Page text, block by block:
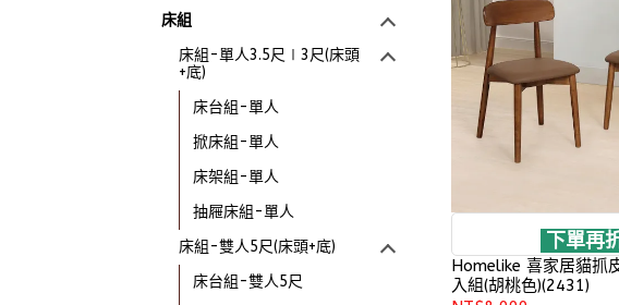
床組
床組-單人3.5尺∣3尺(床頭
+底)
床台組-單人
掀床組-單人
床架組-單人
抽屜床組-單人
床組-雙人5尺(床頭+底)
床台組-雙人5尺
下單再
Homelike 喜家居貓抓
入組(胡桃色)(2431)